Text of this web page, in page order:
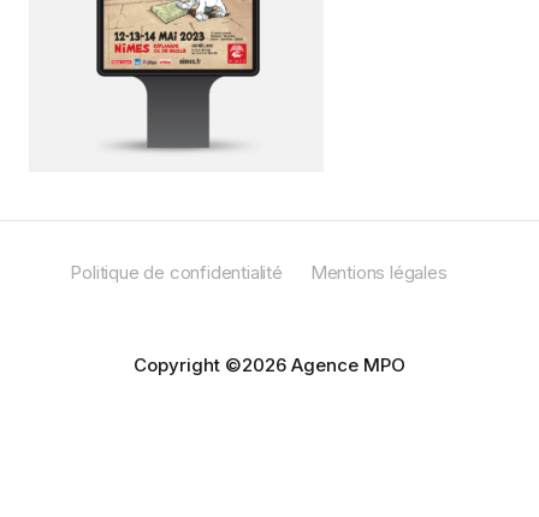
Politique de confidentialité Mentions légales
Copyright ©2026 Agence MPO